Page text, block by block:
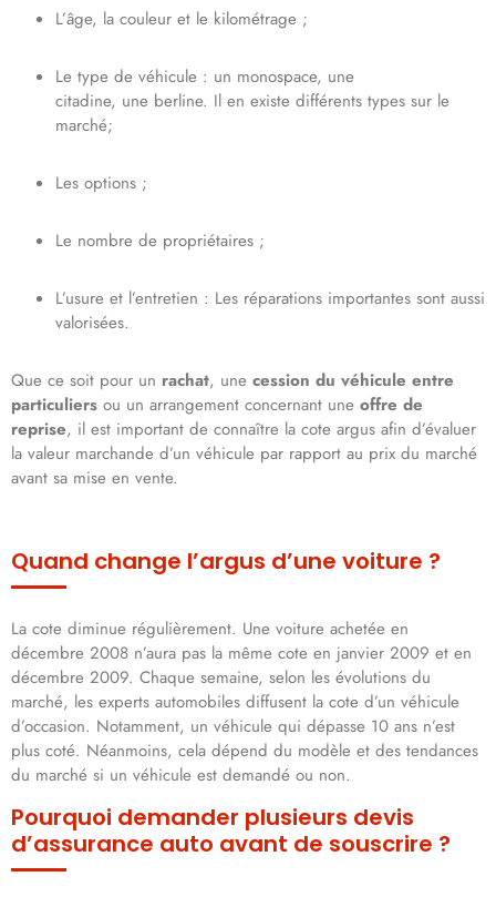
L’âge, la couleur et le kilométrage ;
Le type de véhicule : un monospace, une
citadine, une berline. Il en existe différents types sur le
marché;
Les options ;
Le nombre de propriétaires ;
L’usure et l’entretien : Les réparations importantes sont aussi
valorisées.
Que ce soit pour un rachat, une cession du véhicule entre
particuliers ou un arrangement concernant une offre de
reprise, il est important de connaître la cote argus afin d’évaluer
la valeur marchande d’un véhicule par rapport au prix du marché
avant sa mise en vente.
Quand change l’argus d’une voiture ?
La cote diminue régulièrement. Une voiture achetée en
décembre 2008 n’aura pas la même cote en janvier 2009 et en
décembre 2009. Chaque semaine, selon les évolutions du
marché, les experts automobiles diffusent la cote d’un véhicule
d’occasion. Notamment, un véhicule qui dépasse 10 ans n’est
plus coté. Néanmoins, cela dépend du modèle et des tendances
du marché si un véhicule est demandé ou non.
Pourquoi demander plusieurs devis
d’assurance auto avant de souscrire ?